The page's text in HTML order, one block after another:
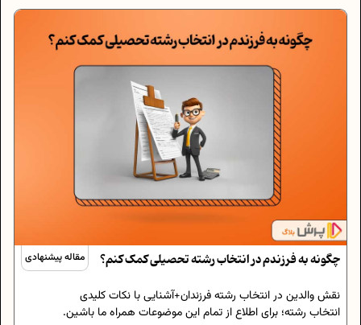
مقاله پیشنهادی چگونه به فرزندم در انتخاب رشته تحصیلی کمک کنم؟
نقش والدین در انتخاب رشته فرزندان+آشنایی با نکات کلیدی
انتخاب رشته؛ برای اطلاع از تمام این موضوعات همراه ما باشین.